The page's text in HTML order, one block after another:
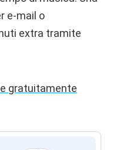
e-mail o
extra tramite
gratuitamente